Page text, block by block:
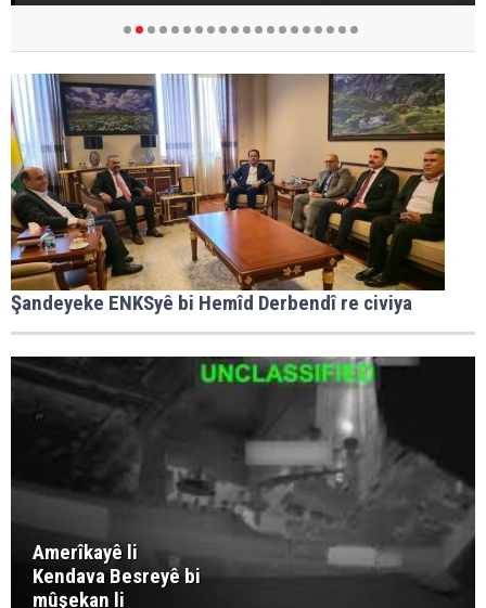
Şandeyeke ENKSyê bi Hemîd Derbendî re civiya
Amerîkayê li
Kendava Besreyê bi
mûşekan li